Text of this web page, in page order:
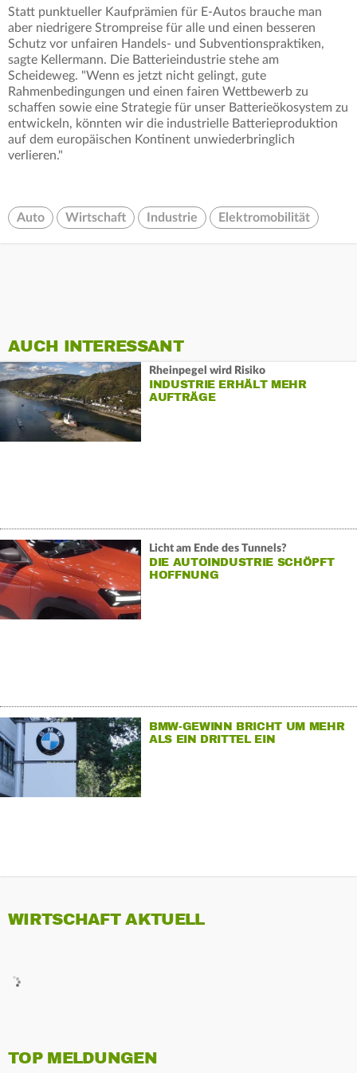
Statt punktueller Kaufprämien für E-Autos brauche man
aber niedrigere Strompreise für alle und einen besseren
Schutz vor unfairen Handels- und Subventionspraktiken,
sagte Kellermann. Die Batterieindustrie stehe am
Scheideweg. "Wenn es jetzt nicht gelingt, gute
Rahmenbedingungen und einen fairen Wettbewerb zu
schaffen sowie eine Strategie für unser Batterieökosystem zu
entwickeln, könnten wir die industrielle Batterieproduktion
auf dem europäischen Kontinent unwiederbringlich
verlieren."
Auto Wirtschaft Industrie Elektromobilität
AUCH INTERESSANT
Rheinpegel wird Risiko
INDUSTRIE ERHÄLT MEHR
AUFTRÄGE
Licht am Ende des Tunnels?
DIE AUTOINDUSTRIE SCHÖPFT
HOFFNUNG
BMW-GEWINN BRICHT UM MEHR
ALS EIN DRITTEL EIN
WIRTSCHAFT AKTUELL
TOP MELDUNGEN